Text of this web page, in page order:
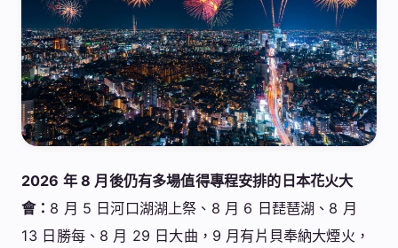
2026 年 8 月後仍有多場值得專程安排的日本花火大
會： 8 月 5 日河口湖湖上祭、8 月 6 日琵琶湖、8 月
13 日勝每、8 月 29 日大曲，9 月有片貝奉納大煙火，